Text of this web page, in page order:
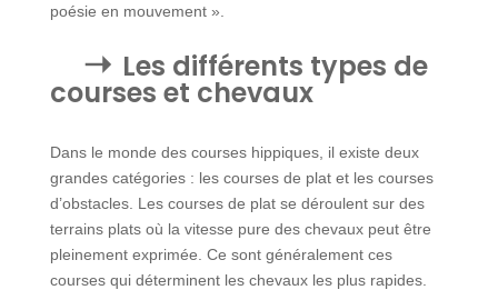
poésie en mouvement ».
Les différents types de
courses et chevaux
Dans le monde des courses hippiques, il existe deux
grandes catégories : les courses de plat et les courses
d’obstacles. Les courses de plat se déroulent sur des
terrains plats où la vitesse pure des chevaux peut être
pleinement exprimée. Ce sont généralement ces
courses qui déterminent les chevaux les plus rapides.